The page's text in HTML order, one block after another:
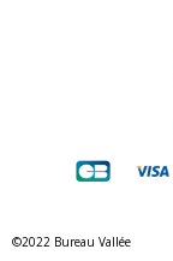
©2022 Bureau Vallée